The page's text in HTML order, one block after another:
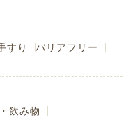
すり
バリアフリー
飲み物